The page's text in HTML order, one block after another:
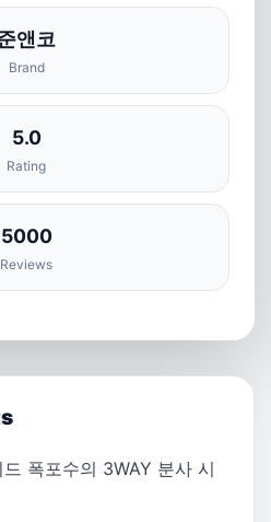
앤코
Brand
5.0
Rating
5000
Reviews
폭포수의 3WAY 분사 시